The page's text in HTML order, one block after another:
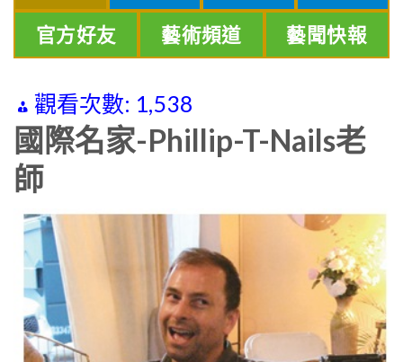
官方好友 藝術頻道 藝聞快報
觀看次數: 1,538
國際名家-Phillip-T-Nails老
師